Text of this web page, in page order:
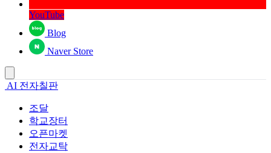
YouTube
Blog
Naver Store
AI 전자칠판
조달
학교장터
오픈마켓
전자교탁